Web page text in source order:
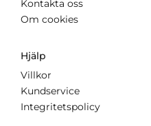
Kontakta oss
Om cookies
Hjälp
Villkor
Kundservice
Integritetspolicy